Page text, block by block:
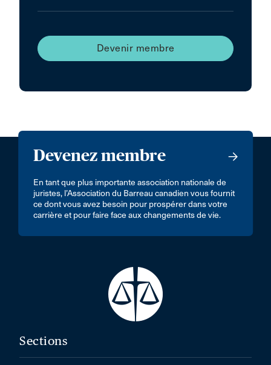
Devenir membre
Devenez membre
En tant que plus importante association nationale de
juristes, l’Association du Barreau canadien vous fournit
ce dont vous avez besoin pour prospérer dans votre
carrière et pour faire face aux changements de vie.
Sections